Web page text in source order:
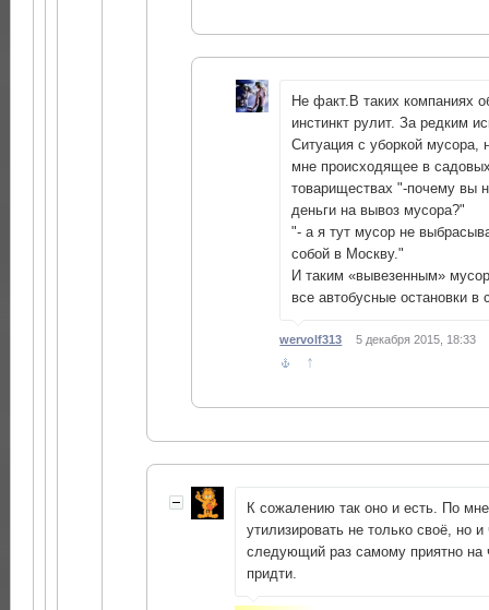
Не факт.В таких компаниях
инстинкт рулит. За редким
Ситуация с уборкой мусора,
мне происходящее в
товариществах "-почему вы
деньги на вывоз мусора?"
"- а я тут мусор не
собой в Москву."
И таким «вывезенным»
все автобусные остановки в
wervolf313 5 декабря 2015, 18:33
↑
К сожалению так оно и есть. По
утилизировать не только своё, но
следующий раз самому приятно на
придти.